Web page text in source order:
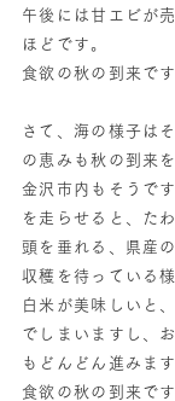
午後には甘エビが
ほどです。
食欲の秋の到来です
さて、海の様子は
の恵みも秋の到来
金沢市内もそうで
を走らせると、た
頭を垂れる、県産
収穫を待っている
白米が美味しいと
でしまいますし、
もどんどん進みます
食欲の秋の到来です